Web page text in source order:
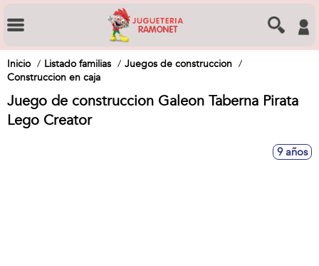
Inicio Listado familias
Juegos de construccion
Construccion en caja
Juego de construccion Galeon Taberna Pirata
Lego Creator
9 años